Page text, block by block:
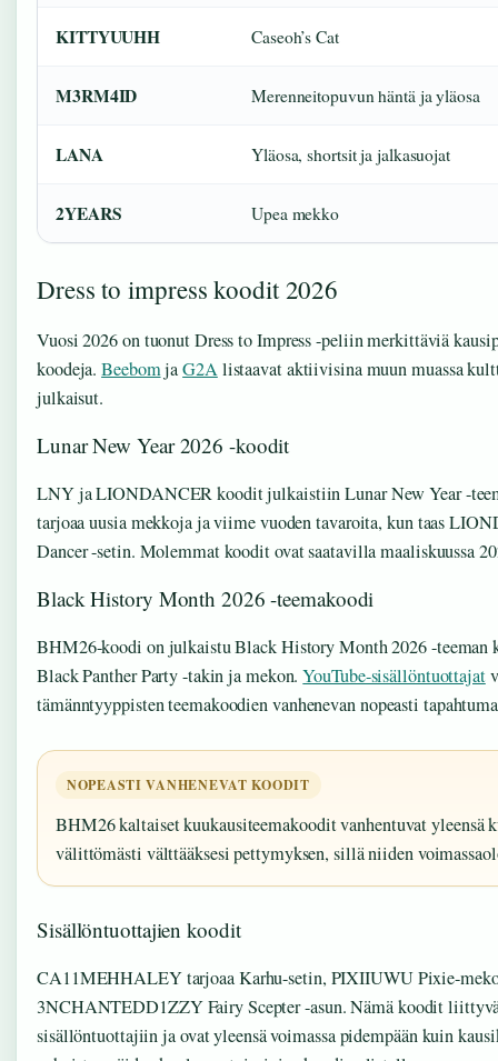
KITTYUUHH Caseoh’s Cat
M3RM4ID Merenneitopuvun häntä ja yläosa
LANA Yläosa, shortsit ja jalkasuojat
2YEARS Upea mekko
Dress to impress koodit 2026
Vuosi 2026 on tuonut Dress to Impress -peliin merkittäviä
koodeja.BeebomjaG2Alistaavat aktiivisina muun muassa
julkaisut.
Lunar New Year 2026 -koodit
LNY ja LIONDANCER koodit julkaistiin Lunar New Year -
tarjoaa uusia mekkoja ja viime vuoden tavaroita, kun taas
Dancer -setin. Molemmat koodit ovat saatavilla maaliskuussa
Black History Month 2026 -teemakoodi
BHM26-koodi on julkaistu Black History Month 2026 -teeman
Black Panther Party -takin ja mekon.YouTube-sisällöntuottajat
tämänntyyppisten teemakoodien vanhenevan nopeasti
NOPEASTI VANHENEVAT KOODIT
BHM26 kaltaiset kuukausiteemakoodit vanhentuvat yleensä
välittömästi välttääksesi pettymyksen, sillä niiden
Sisällöntuottajien koodit
CA11MEHHALEY tarjoaa Karhu-setin, PIXIIUWU Pixie-
3NCHANTEDD1ZZY Fairy Scepter -asun. Nämä koodit
sisällöntuottajiin ja ovat yleensä voimassa pidempään kuin